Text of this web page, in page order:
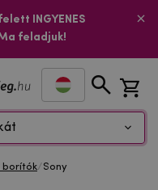
INGYENES
feladjuk!
borítók/Sony